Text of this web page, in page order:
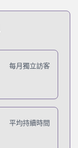
每月獨立訪客
平均持續時間